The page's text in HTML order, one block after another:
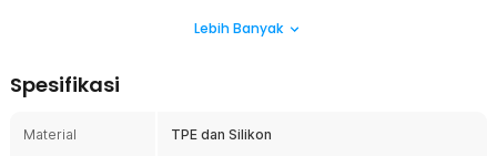
Nikmati fleksibilitas dalam setiap situasi dengan pilihan mode
perbedaannya.
Sesuaikan tingkat suara sesuai keinginan Anda dan nikmati kualitas
Lebih Banyak
Spesifikasi
Material TPE dan Silikon